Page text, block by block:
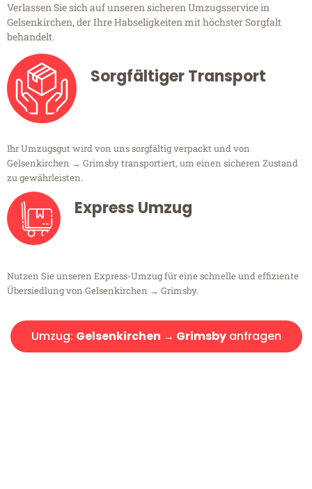
Verlassen Sie sich auf unseren sicheren Umzugsservice in
Gelsenkirchen, der Ihre Habseligkeiten mit höchster Sorgfalt
behandelt.
Sorgfältiger Transport
Ihr Umzugsgut wird von uns sorgfältig verpackt und von
Gelsenkirchen → Grimsby transportiert, um einen sicheren Zustand
zu gewährleisten.
Express Umzug
Nutzen Sie unseren Express-Umzug für eine schnelle und effiziente
Übersiedlung von Gelsenkirchen → Grimsby.
Umzug: Gelsenkirchen → Grimsbyanfragen